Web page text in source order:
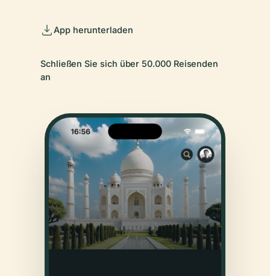
App herunterladen
Schließen Sie sich über 50.000 Reisenden
an